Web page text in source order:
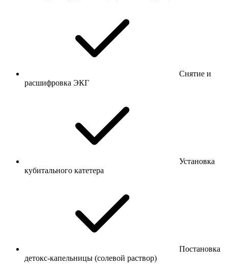
Снятие и
расшифровка ЭКГ
Установка
кубитального катетера
Постановка
детокс-капельницы (солевой раствор)